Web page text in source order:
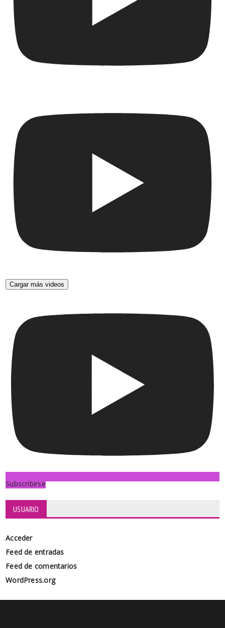
Cargar más videos
Subscribirse
USUARIO
Acceder
Feed de entradas
Feed de comentarios
WordPress.org